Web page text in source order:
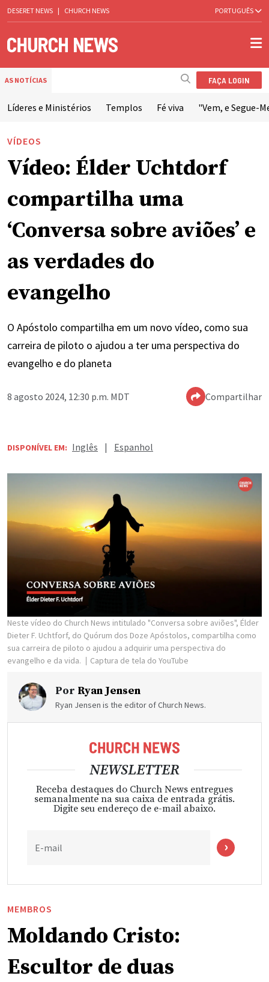
DESERET NEWS | CHURCH NEWS PORTUGUÊS
AS NOTÍCIAS FAÇA LOGIN
Líderes e Ministérios Templos Fé viva "Vem, e Segue-
VÍDEOS
Vídeo: Élder Uchtdorf
compartilha uma
‘Conversa sobre aviões’ e
as verdades do
evangelho
O Apóstolo compartilha em um novo vídeo, como sua
carreira de piloto o ajudou a ter uma perspectiva do
evangelho e do planeta
8 agosto 2024, 12:30 p.m. MDT Compartilhar
DISPONÍVEL EM: Inglês | Espanhol
Neste vídeo do Church News intitulado "Conversa sobre aviões", Élder
Dieter F. Uchtforf, do Quórum dos Doze Apóstolos, compartilha como
sua carreira de piloto o ajudou a adquirir uma perspectiva do
evangelho e da vida.
Captura de tela do YouTube
Por Ryan Jensen
Ryan Jensen is the editor of Church News.
NEWSLETTER
Receba destaques do Church News entregues
semanalmente na sua caixa de entrada grátis.
Digite seu endereço de e-mail abaixo.
E-mail
MEMBROS
Moldando Cristo:
Escultor de duas